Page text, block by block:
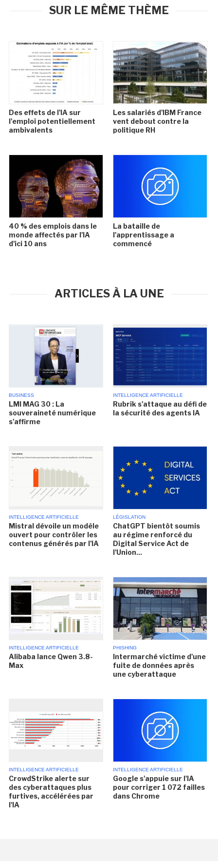
SUR LE MÊME THÈME
Des effets de l'IA sur
l'emploi potentiellement
ambivalents
Les salariés d'IBM France
vent debout contre la
politique RH
40 % des emplois dans le
monde affectés par l'IA
d'ici 10 ans
La bataille de
l'apprentissage a
commencé
ARTICLES À LA UNE
BUSINESS
LMI MAG 30 : La
souveraineté numérique
s'affirme
INTELLIGENCE ARTIFICIELLE
Rubrik s'attaque au défi de
la sécurité des agents IA
INTELLIGENCE ARTIFICIELLE
Mistral dévoile un modèle
ouvert pour contrôler les
contenus générés par l'IA
LÉGISLATION
ChatGPT bientôt soumis
au régime renforcé du
Digital Service Act de
l'Union...
INTELLIGENCE ARTIFICIELLE
Alibaba lance Qwen 3.8-
Max
PHISHING
Intermarché victime d'une
fuite de données après
une cyberattaque
INTELLIGENCE ARTIFICIELLE
CrowdStrike alerte sur
des cyberattaques plus
furtives, accélérées par
l'IA
INTELLIGENCE ARTIFICIELLE
Google s'appuie sur l'IA
pour corriger 1 072 failles
dans Chrome